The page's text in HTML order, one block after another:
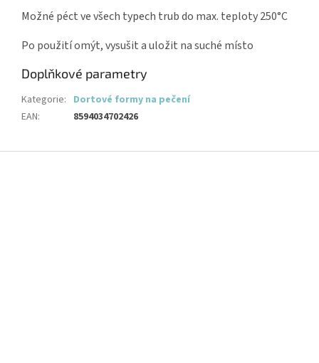
Možné péct ve všech typech trub do max. teploty 250°C
Po použití omýt, vysušit a uložit na suché místo
Doplňkové parametry
Kategorie: Dortové formy na pečení
EAN: 8594034702426